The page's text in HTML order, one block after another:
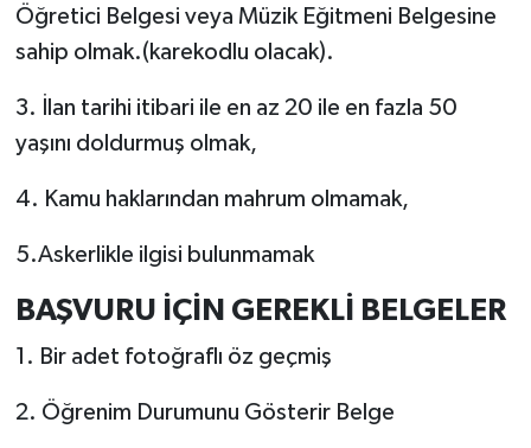
Öğretici Belgesi veya Müzik Eğitmeni Belgesine
sahip olmak.(karekodlu olacak).
3. İlan tarihi itibari ile en az 20 ile en fazla 50
yaşını doldurmuş olmak,
4. Kamu haklarından mahrum olmamak,
5.Askerlikle ilgisi bulunmamak
BAŞVURU İÇİN GEREKLİ BELGELER
1. Bir adet fotoğraflı öz geçmiş
2. Öğrenim Durumunu Gösterir Belge